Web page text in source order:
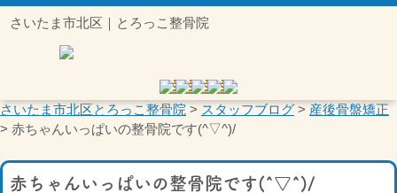
さいたま市北区｜とろっこ整骨院
さいたま市北区とろっこ整骨院 > スタッフブログ> 産後骨盤矯正
> 赤ちゃんいっぱいの整骨院です(^▽^)/
赤ちゃんいっぱいの整骨院です(^▽^)/